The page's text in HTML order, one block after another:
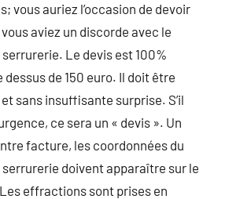
vous auriez l’occasion de devoir
aviez un discorde avec le
Le devis est 100%
de 150 euro. Il doit être
sans insuffisante surprise. S’il
ce sera un « devis ». Un
facture, les coordonnées du
doivent apparaître sur le
effractions sont prises en